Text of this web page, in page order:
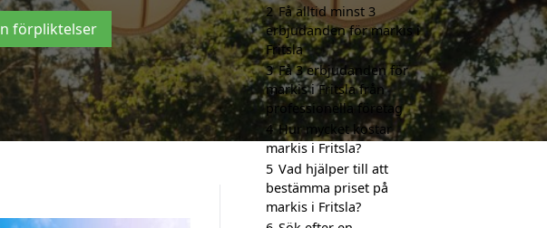
förpliktelser
2 Få alltid minst 3
erbjudanden för markis i
Fritsla
3 Få 3 erbjudanden för
markis i Fritsla från
professionella företag
4 Hur mycket kostar
markis i Fritsla?
5 Vad hjälper till att
bestämma priset på
markis i Fritsla?